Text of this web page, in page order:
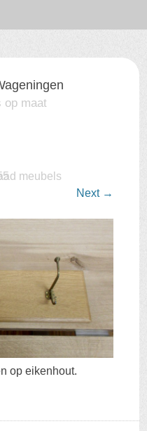
op maat
inmeubels
Next →
op eikenhout.